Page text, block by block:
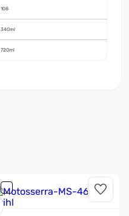
108
340ml
720ml